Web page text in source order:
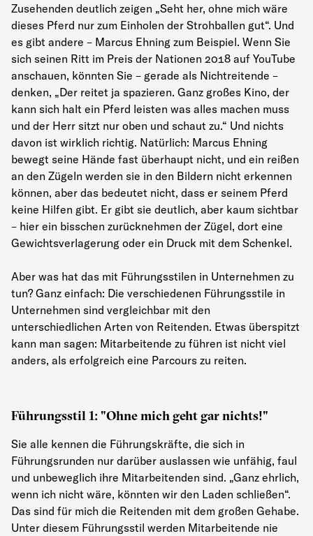
Zusehenden deutlich zeigen „Seht her, ohne mich wäre
dieses Pferd nur zum Einholen der Strohballen gut“. Und
es gibt andere – Marcus Ehning zum Beispiel. Wenn Sie
sich seinen Ritt im Preis der Nationen 2018 auf YouTube
anschauen, könnten Sie – gerade als Nichtreitende –
denken, „Der reitet ja spazieren. Ganz großes Kino, der
kann sich halt ein Pferd leisten was alles machen muss
und der Herr sitzt nur oben und schaut zu.“ Und nichts
davon ist wirklich richtig. Natürlich: Marcus Ehning
bewegt seine Hände fast überhaupt nicht, und ein reißen
an den Zügeln werden sie in den Bildern nicht erkennen
können, aber das bedeutet nicht, dass er seinem Pferd
keine Hilfen gibt. Er gibt sie deutlich, aber kaum sichtbar
– hier ein bisschen zurücknehmen der Zügel, dort eine
Gewichtsverlagerung oder ein Druck mit dem Schenkel.
Aber was hat das mit Führungsstilen in Unternehmen zu
tun? Ganz einfach: Die verschiedenen Führungsstile in
Unternehmen sind vergleichbar mit den
unterschiedlichen Arten von Reitenden. Etwas überspitzt
kann man sagen: Mitarbeitende zu führen ist nicht viel
anders, als erfolgreich eine Parcours zu reiten.
Führungsstil 1: "Ohne mich geht gar nichts!"
Sie alle kennen die Führungskräfte, die sich in
Führungsrunden nur darüber auslassen wie unfähig, faul
und unbeweglich ihre Mitarbeitenden sind. „Ganz ehrlich,
wenn ich nicht wäre, könnten wir den Laden schließen“.
Das sind für mich die Reitenden mit dem großen Gehabe.
Unter diesem Führungsstil werden Mitarbeitende nie